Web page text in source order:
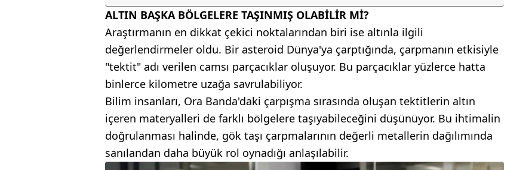
ALTIN BAŞKA BÖLGELERE TAŞINMIŞ OLABİLİR Mİ?
Araştırmanın en dikkat çekici noktalarından biri ise altınla ilgili
değerlendirmeler oldu. Bir asteroid Dünya'ya çarptığında, çarpmanın etkisiyle
"tektit" adı verilen camsı parçacıklar oluşuyor. Bu parçacıklar yüzlerce hatta
binlerce kilometre uzağa savrulabiliyor.
Bilim insanları, Ora Banda'daki çarpışma sırasında oluşan tektitlerin altın
içeren materyalleri de farklı bölgelere taşıyabileceğini düşünüyor. Bu ihtimalin
doğrulanması halinde, gök taşı çarpmalarının değerli metallerin dağılımında
sanılandan daha büyük rol oynadığı anlaşılabilir.